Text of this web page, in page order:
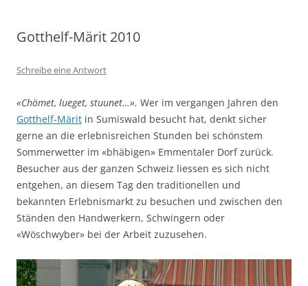
Gotthelf-Märit 2010
Schreibe eine Antwort
«Chömet, lueget, stuunet…». Wer im vergangen Jahren den
Gotthelf-Märit in Sumiswald besucht hat, denkt sicher
gerne an die erlebnisreichen Stunden bei schönstem
Sommerwetter im «bhäbigen» Emmentaler Dorf zurück.
Besucher aus der ganzen Schweiz liessen es sich nicht
entgehen, an diesem Tag den traditionellen und
bekannten Erlebnismarkt zu besuchen und zwischen den
Ständen den Handwerkern, Schwingern oder
«Wöschwyber» bei der Arbeit zuzusehen.